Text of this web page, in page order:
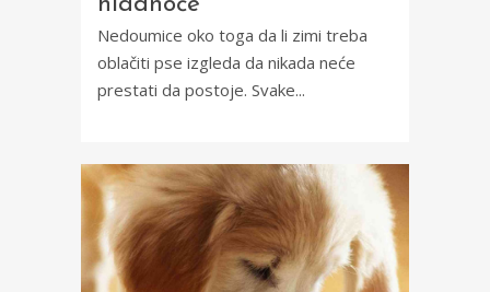
hladnoće
Nedoumice oko toga da li zimi treba
oblačiti pse izgleda da nikada neće
prestati da postoje. Svake...